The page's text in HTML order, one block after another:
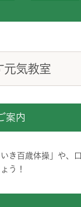
元気教室
案内
き百歳体操」や、
う！